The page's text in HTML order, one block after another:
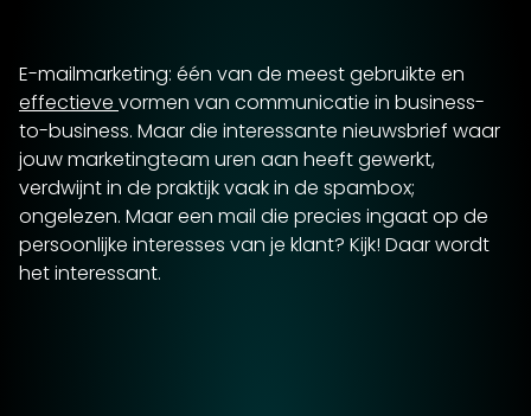
E-mailmarketing: één van de meest gebruikte en
effectieve vormen van communicatie in business-
to-business. Maar die interessante nieuwsbrief waar
jouw marketingteam uren aan heeft gewerkt,
verdwijnt in de praktijk vaak in de spambox;
ongelezen. Maar een mail die precies ingaat op de
persoonlijke interesses van je klant? Kijk! Daar wordt
het interessant.